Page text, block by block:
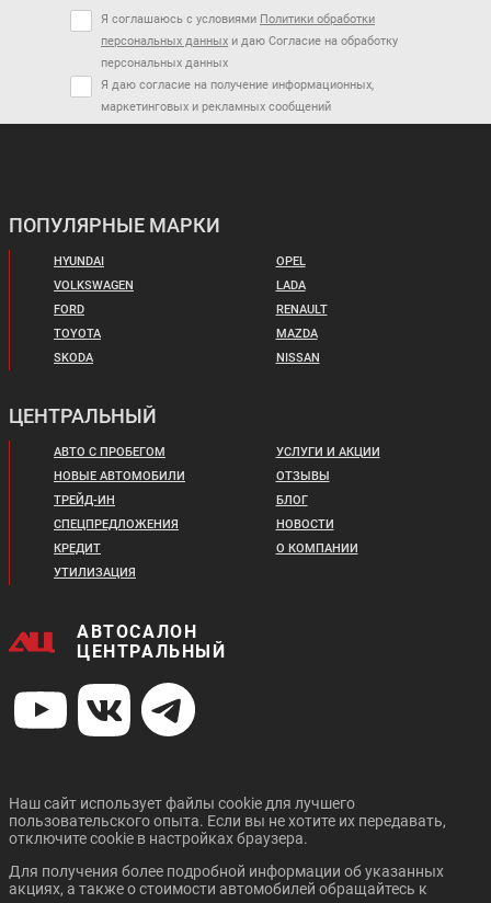
Я соглашаюсь с условиями Политики обработки
персональных данных и даю Согласие на обработку
персональных данных
Я даю согласие на получение информационных,
маркетинговых и рекламных сообщений
ПОПУЛЯРНЫЕ МАРКИ
HYUNDAI
VOLKSWAGEN
FORD
TOYOTA
SKODA
OPEL
LADA
RENAULT
MAZDA
NISSAN
ЦЕНТРАЛЬНЫЙ
АВТО С ПРОБЕГОМ
НОВЫЕ АВТОМОБИЛИ
ТРЕЙД-ИН
СПЕЦПРЕДЛОЖЕНИЯ
КРЕДИТ
УТИЛИЗАЦИЯ
УСЛУГИ И АКЦИИ
ОТЗЫВЫ
БЛОГ
НОВОСТИ
О КОМПАНИИ
АВТОСАЛОН
ЦЕНТРАЛЬНЫЙ
Наш сайт использует файлы cookie для лучшего
пользовательского опыта. Если вы не хотите их передавать,
отключите cookie в настройках браузера.
Для получения более подробной информации об указанных
акциях, а также о стоимости автомобилей обращайтесь к